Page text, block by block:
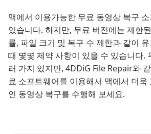
맥에서 이용가능한 무료 동영상 복구
있습니다. 하지만, 무료 버전에는 제한
률, 파일 크기 및 복구 수 제한과 같이
때 몇몇 제약 사항이 있을 수 있습니다.
러 가지 있지만, 4DDiG File Repair와
료 소프트웨어를 이용해서 맥에서 더욱
인 동영상 복구를 수행해 보세요.